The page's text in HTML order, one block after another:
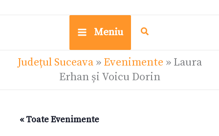
Meniu
Județul Suceava» Evenimente » Laura
Erhan și Voicu Dorin
« Toate Evenimente